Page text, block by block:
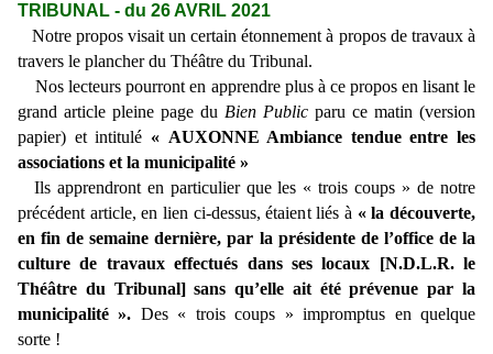
TRIBUNAL - du 26 AVRIL 2021
Notre propos visait un certain étonnement à propos de travaux à
travers le plancher du Théâtre du Tribunal.
Nos lecteurs pourront en apprendre plus à ce propos en lisant le
grand article pleine page du Bien Public paru ce matin (version
papier) et intitulé « AUXONNE Ambiance tendue entre les
associations et la municipalité »
Ils apprendront en particulier que les « trois coups » de notre
précédent article, en lien ci-dessus, étaient liés à « la découverte,
en fin de semaine dernière, par la présidente de l’office de la
culture de travaux effectués dans ses locaux [N.D.L.R. le
Théâtre du Tribunal] sans qu’elle ait été prévenue par la
municipalité ». Des « trois coups » impromptus en quelque
sorte !